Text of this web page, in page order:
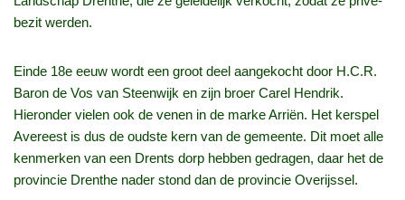
bezit werden.
Einde 18e eeuw wordt een groot deel aangekocht door H.C.R.
Baron de Vos van Steenwijk en zijn broer Carel Hendrik.
Hieronder vielen ook de venen in de marke Arriën. Het kerspel
Avereest is dus de oudste kern van de gemeente. Dit moet alle
kenmerken van een Drents dorp hebben gedragen, daar het de
provincie Drenthe nader stond dan de provincie Overijssel.